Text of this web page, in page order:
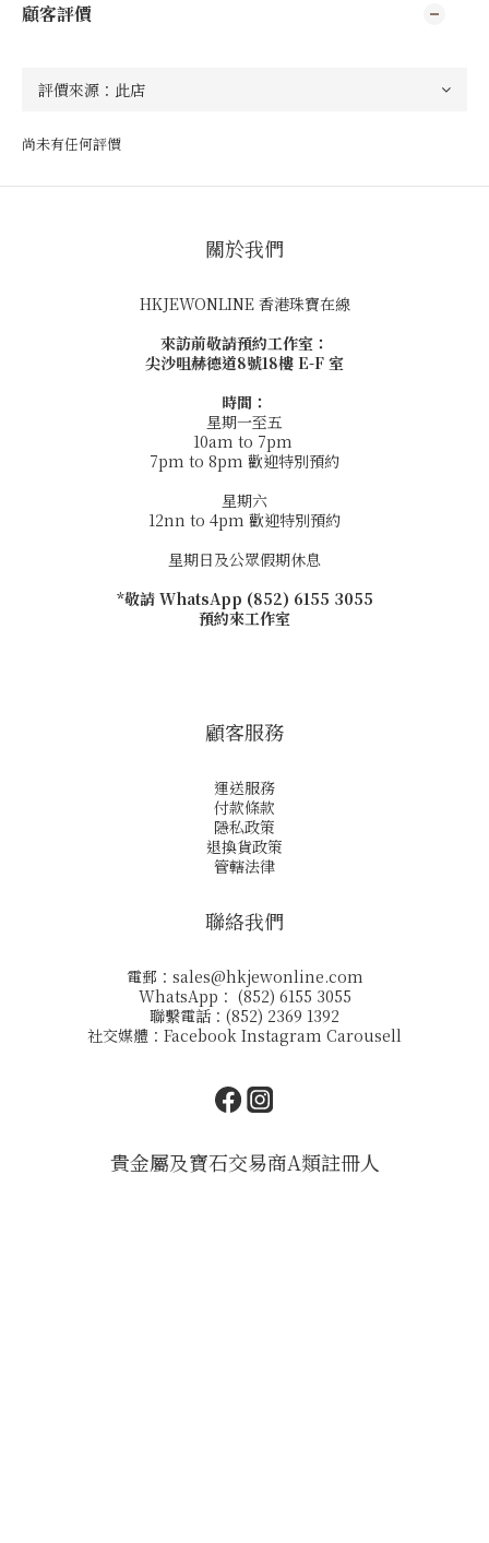
顧客評價
尚未有任何評價
關於我們
HKJEWONLINE 香港珠寶在線
來訪前敬請預約工作室：
尖沙咀赫德道8號18樓 E-F 室
時間：
星期一至五
10am to 7pm
7pm to 8pm 歡迎特別預約
星期六
12nn to 4pm 歡迎特別預約
星期日及公眾假期休息
*敬請 WhatsApp (852) 6155 3055
預約來工作室
顧客服務
運送服務
付款條款
隱私政策
退換貨政策
管轄法律
聯絡我們
電郵： sales@hkjewonline.com
WhatsApp： (852) 6155 3055
聯繫電話：(852) 2369 1392
社交媒體： Facebook Instagram Carousell
貴金屬及寶石交易商A類註冊人